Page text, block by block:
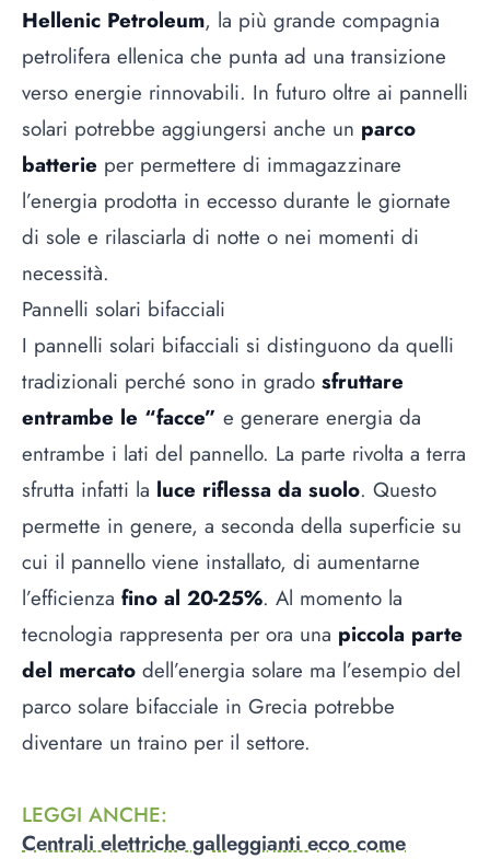
Hellenic Petroleum, la più grande compagnia
petrolifera ellenica che punta ad una transizione
verso energie rinnovabili. In futuro oltre ai pannelli
solari potrebbe aggiungersi anche un parco
batterie per permettere di immagazzinare
l’energia prodotta in eccesso durante le giornate
di sole e rilasciarla di notte o nei momenti di
necessità.
Pannelli solari bifacciali
I pannelli solari bifacciali si distinguono da quelli
tradizionali perché sono in grado sfruttare
entrambe le “facce” e generare energia da
entrambe i lati del pannello. La parte rivolta a terra
sfrutta infatti la luce riflessa da suolo. Questo
permette in genere, a seconda della superficie su
cui il pannello viene installato, di aumentarne
l’efficienza fino al 20-25%. Al momento la
tecnologia rappresenta per ora una piccola parte
del mercato dell’energia solare ma l’esempio del
parco solare bifacciale in Grecia potrebbe
diventare un traino per il settore.
LEGGI ANCHE:
Centrali elettriche galleggianti ecco come